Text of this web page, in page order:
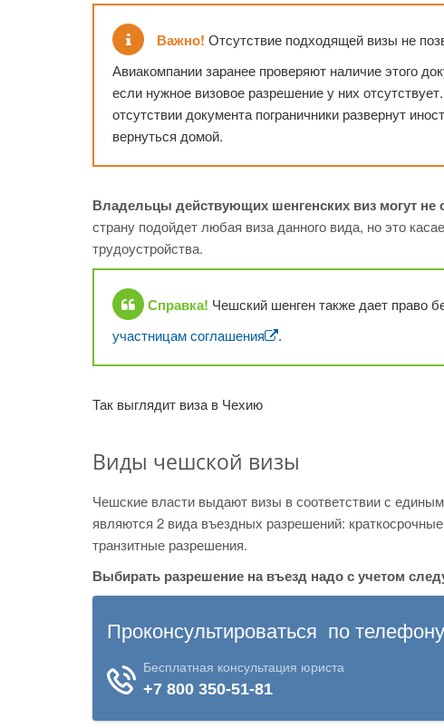
Важно! Отсутствие подходящей визы не
Авиакомпании заранее проверяют наличие этого
если нужное визовое разрешение у них
отсутствии документа пограничники развернут
вернуться домой.
Владельцы действующих шенгенских виз могут
страну подойдет любая виза данного вида, но это
трудоустройства.
Справка! Чешский шенген также дает право
участницам соглашения
.
Так выглядит виза в Чехию
Виды чешской визы
Чешские власти выдают визы в соответствии с
являются 2 вида въездных разрешений:
транзитные разрешения.
Выбирать разрешение на въезд надо с учетом